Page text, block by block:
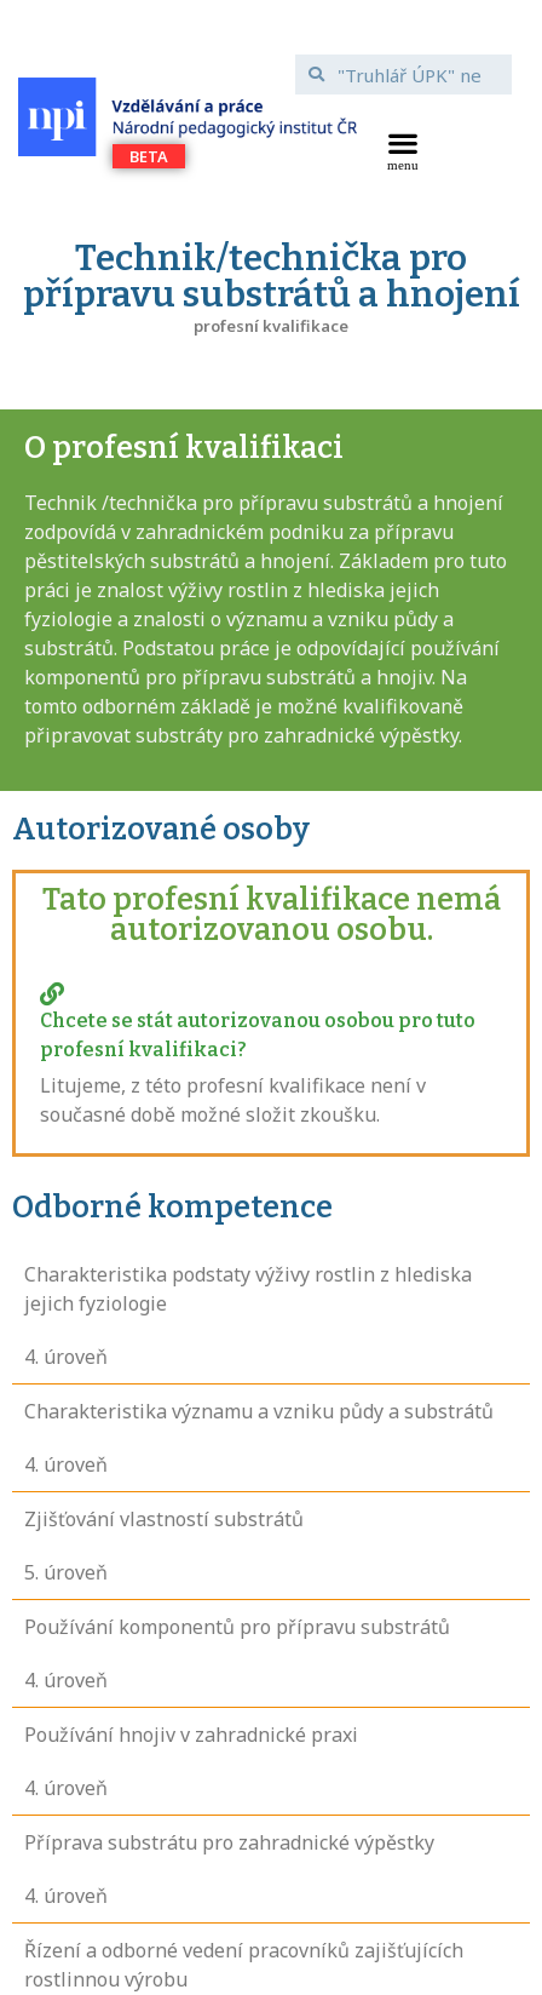
Technik/technička pro
přípravu substrátů a hnojení
profesní kvalifikace
O profesní kvalifikaci
Technik /technička pro přípravu substrátů a hnojení
zodpovídá v zahradnickém podniku za přípravu
pěstitelských substrátů a hnojení. Základem pro tuto
práci je znalost výživy rostlin z hlediska jejich
fyziologie a znalosti o významu a vzniku půdy a
substrátů. Podstatou práce je odpovídající používání
komponentů pro přípravu substrátů a hnojiv. Na
tomto odborném základě je možné kvalifikovaně
připravovat substráty pro zahradnické výpěstky.
Autorizované osoby
Tato profesní kvalifikace nemá
autorizovanou osobu.
Chcete se stát autorizovanou osobou pro tuto
profesní kvalifikaci?
Litujeme, z této profesní kvalifikace není v
současné době možné složit zkoušku.
Odborné kompetence
Charakteristika podstaty výživy rostlin z hlediska
jejich fyziologie
4. úroveň
Charakteristika významu a vzniku půdy a substrátů
4. úroveň
Zjišťování vlastností substrátů
5. úroveň
Používání komponentů pro přípravu substrátů
4. úroveň
Používání hnojiv v zahradnické praxi
4. úroveň
Příprava substrátu pro zahradnické výpěstky
4. úroveň
Řízení a odborné vedení pracovníků zajišťujících
rostlinnou výrobu